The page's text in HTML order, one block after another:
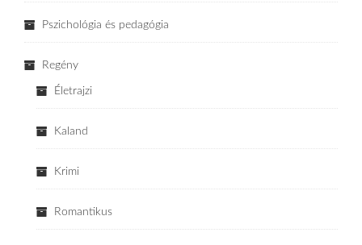
Pszichológia és pedagógia
Regény
Életrajzi
Kaland
Krimi
Romantikus